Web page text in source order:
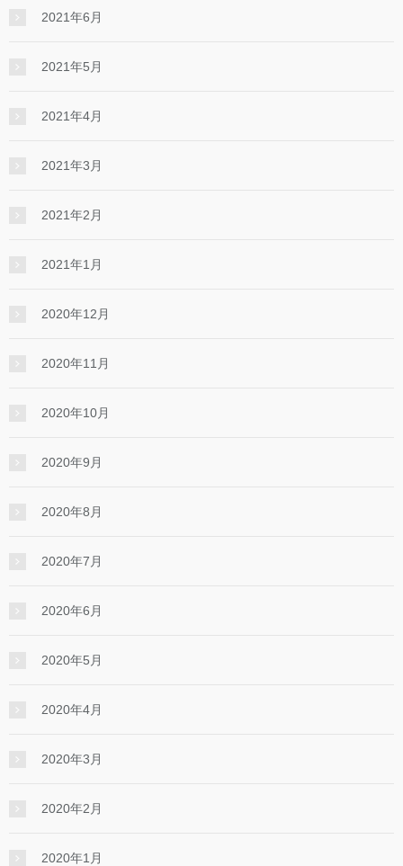
2021年6月
2021年5月
2021年4月
2021年3月
2021年2月
2021年1月
2020年12月
2020年11月
2020年10月
2020年9月
2020年8月
2020年7月
2020年6月
2020年5月
2020年4月
2020年3月
2020年2月
2020年1月